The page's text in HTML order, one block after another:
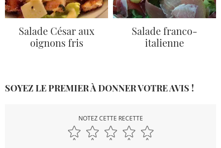
Salade César aux
oignons fris
Salade franco-
italienne
SOYEZ LE PREMIER À DONNER VOTRE AVIS !
NOTEZ CETTE RECETTE